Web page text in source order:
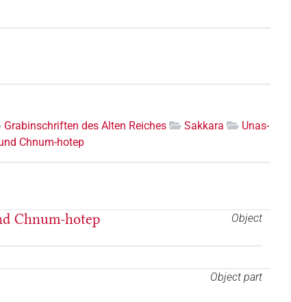
Grabinschriften des Alten Reiches Sakkara
Unas-
Chnum-hotep
Object
Chnum-hotep
Object part